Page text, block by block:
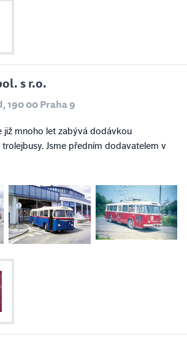
s r.o.
190 00 Praha 9
již mnoho let zabývá dodávkou
Jsme předním dodavatelem v